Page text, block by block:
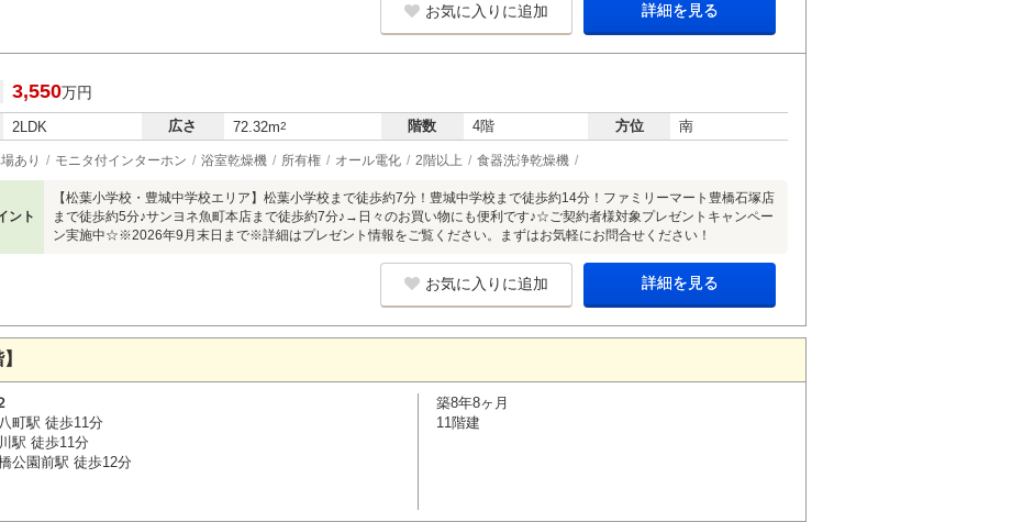
お気に入りに追加 詳細を見る
3,550万円
2LDK 広さ 72.32m2 階数 4階 方位 南
あり モニタ付インターホン 浴室乾燥機 所有権 オール電化 2階以上 食器洗浄乾燥機
ント
【松葉小学校・豊城中学校エリア】松葉小学校まで徒歩約7分！豊城中学校まで徒歩約14分！ファミリーマート豊橋石塚店
まで徒歩約5分♪サンヨネ魚町本店まで徒歩約7分♪→日々のお買い物にも便利です♪☆ご契約者様対象プレゼントキャンペー
ン実施中☆※2026年9月末日まで※詳細はプレゼント情報をご覧ください。まずはお気軽にお問合せください！
お気に入りに追加 詳細を見る
町駅 徒歩11分
駅 徒歩11分
公園前駅 徒歩12分
築8年8ヶ月
11階建